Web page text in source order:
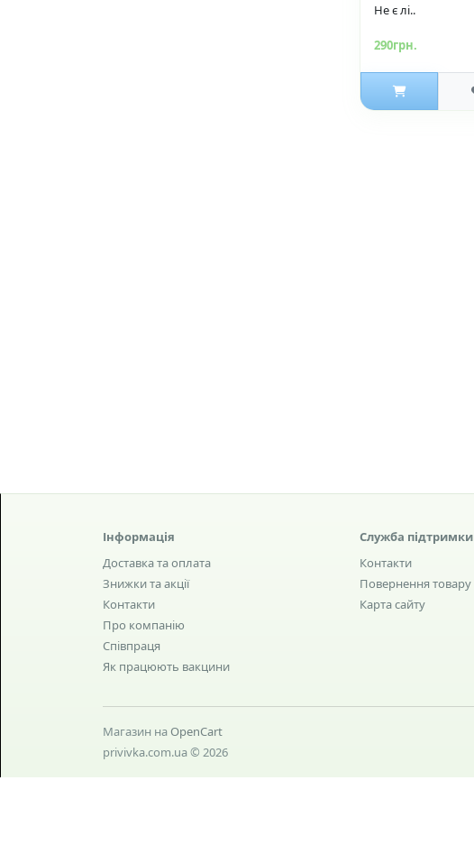
Не є лі..
290грн.
Інформація
Доставка та оплата
Знижки та акції
Контакти
Про компанію
Співпраця
Як працюють вакцини
Служба підтримки
Контакти
Повернення товару
Карта сайту
Магазин на OpenCart
privivka.com.ua © 2026